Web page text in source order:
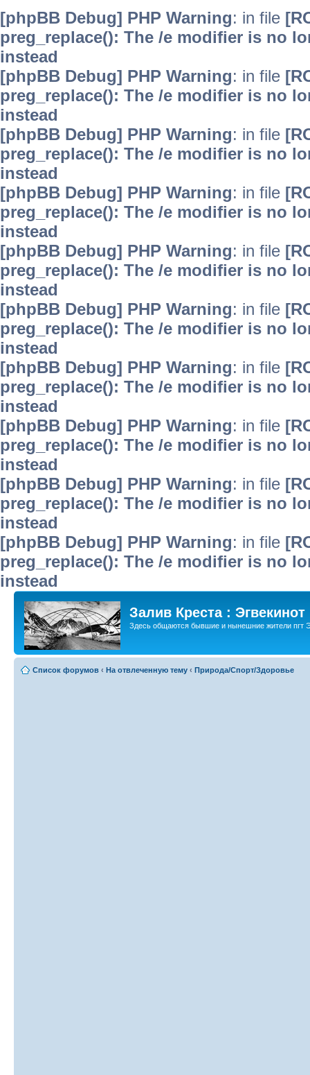
[phpBB Debug] PHP Warning: in file
preg_replace(): The /e modifier is no
instead
[phpBB Debug] PHP Warning: in file
preg_replace(): The /e modifier is no
instead
[phpBB Debug] PHP Warning: in file
preg_replace(): The /e modifier is no
instead
[phpBB Debug] PHP Warning: in file
preg_replace(): The /e modifier is no
instead
[phpBB Debug] PHP Warning: in file
preg_replace(): The /e modifier is no
instead
[phpBB Debug] PHP Warning: in file
preg_replace(): The /e modifier is no
instead
[phpBB Debug] PHP Warning: in file
preg_replace(): The /e modifier is no
instead
[phpBB Debug] PHP Warning: in file
preg_replace(): The /e modifier is no
instead
[phpBB Debug] PHP Warning: in file
preg_replace(): The /e modifier is no
instead
[phpBB Debug] PHP Warning: in file
preg_replace(): The /e modifier is no
instead
Залив Креста : Эгвекинот
Здесь общаются бывшие и нынешние жители пгт
Список форумов ‹ На отвлеченную тему ‹ Природа/Спорт/Здоровье